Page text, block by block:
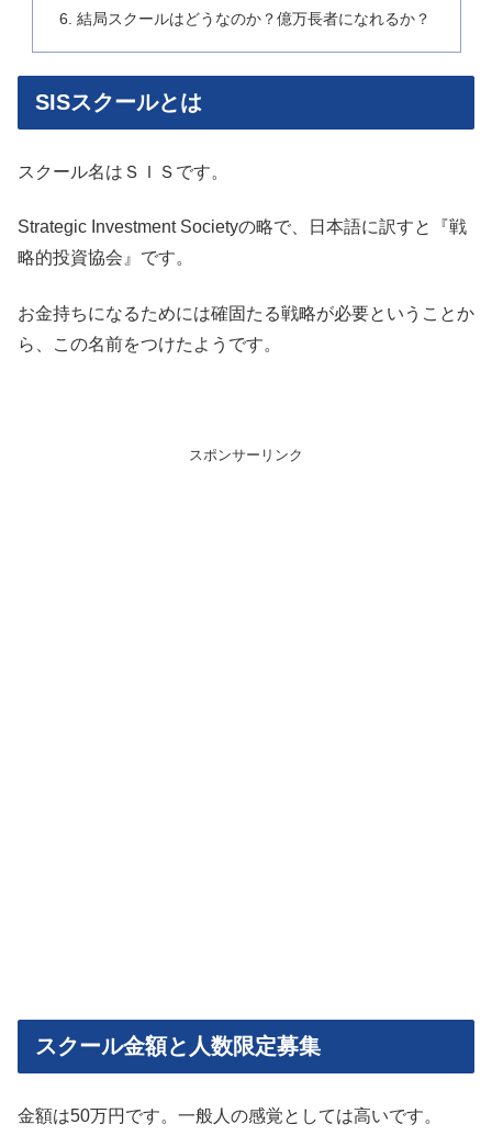
結局スクールはどうなのか？億万長者になれるか？
SISスクールとは
スクール名はＳＩＳです。
Strategic Investment Societyの略で、日本語に訳すと『戦
略的投資協会』です。
お金持ちになるためには確固たる戦略が必要ということか
ら、この名前をつけたようです。
スポンサーリンク
スクール金額と人数限定募集
金額は50万円です。一般人の感覚としては高いです。